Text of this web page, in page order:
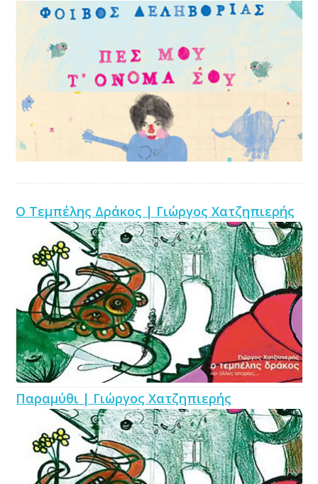
Ο Τεμπέλης Δράκος | Γιώργος Χατζηπιερής
Παραμύθι | Γιώργος Χατζηπιερής